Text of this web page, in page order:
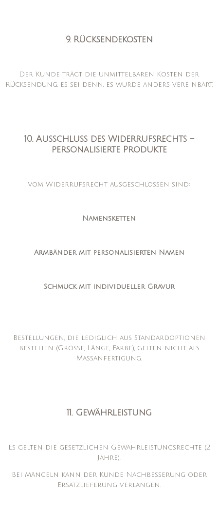
9. Rücksendekosten
Der Kunde trägt die unmittelbaren Kosten der
Rücksendung, es sei denn, es wurde anders vereinbart.
10. Ausschluss des Widerrufsrechts –
personalisierte Produkte
Vom Widerrufsrecht ausgeschlossen sind:
Namensketten
Armbänder mit personalisierten Namen
Schmuck mit individueller Gravur
Bestellungen, die lediglich aus Standardoptionen
bestehen (Größe, Länge, Farbe), gelten nicht als
Maßanfertigung.
11. Gewährleistung
Es gelten die gesetzlichen Gewährleistungsrechte (2
Jahre).
Bei Mängeln kann der Kunde Nachbesserung oder
Ersatzlieferung verlangen.